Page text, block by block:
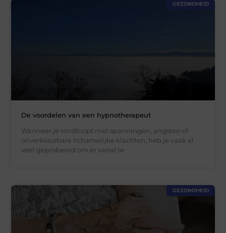
GEZONDHEID
De voordelen van een hypnotherapeut
Wanneer je rondloopt met spanningen, angsten of
onverklaorbare lichamelijke klachten, heb je vaak al
veel geprobeerd om er vanaf te
GEZONDHEID